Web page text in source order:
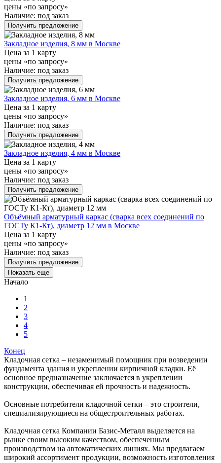
цены «по запросу»
Наличие: под заказ
Получить предложение
Закладное изделия, 8 мм в Москве
Цена за 1 карту
цены «по запросу»
Наличие: под заказ
Получить предложение
Закладное изделия, 6 мм в Москве
Цена за 1 карту
цены «по запросу»
Наличие: под заказ
Получить предложение
Закладное изделия, 4 мм в Москве
Цена за 1 карту
цены «по запросу»
Наличие: под заказ
Получить предложение
Объёмный арматурный каркас (сварка всех соединений по
ГОСТу К1-Кт), диаметр 12 мм в Москве
Цена за 1 карту
цены «по запросу»
Наличие: под заказ
Получить предложение
Показать еще
Начало
1
2
3
4
5
Конец
Кладочная сетка – незаменимый помощник при возведении
фундамента здания и укреплении кирпичной кладки. Её
основное предназначение заключается в укреплении
конструкции, обеспечивая ей прочность и надежность.
Основные потребители кладочной сетки – это строители,
специализирующиеся на общестроительных работах.
Кладочная сетка Компании Базис-Металл выделяется на
рынке своим высоким качеством, обеспеченным
производством на автоматических линиях. Мы предлагаем
широкий ассортимент продукции, возможность изготовления